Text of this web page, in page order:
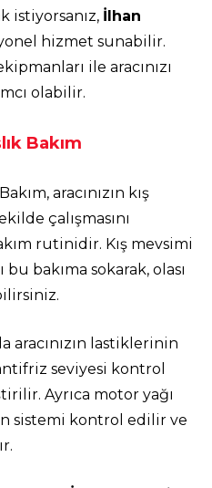
istiyorsanız, İlhan
hizmet sunabilir.
ile aracınızı
olabilir.
Bakım
aracınızın kış
çalışmasını
rutinidir. Kış mevsimi
bakıma sokarak, olası
aracınızın lastiklerinin
seviyesi kontrol
Ayrıca motor yağı
sistemi kontrol edilir ve